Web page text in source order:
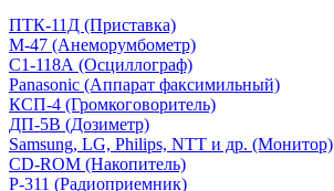
ПТК-11Д (Приставка)
М-47 (Анеморумбометр)
С1-118А (Осциллограф)
Panasonic (Аппарат факсимильный)
КСП-4 (Громкоговоритель)
ДП-5В (Дозиметр)
Samsung, LG, Philips, NTT и др. (Монитор)
CD-ROM (Накопитель)
Р-311 (Радиоприемник)